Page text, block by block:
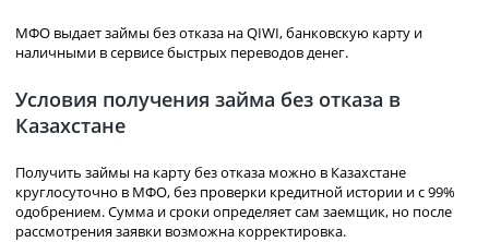
МФО выдает займы без отказа на QIWI, банковскую карту и
наличными в сервисе быстрых переводов денег.
Условия получения займа без отказа в
Казахстане
Получить займы на карту без отказа можно в Казахстане
круглосуточно в МФО, без проверки кредитной истории и с 99%
одобрением. Сумма и сроки определяет сам заемщик, но после
рассмотрения заявки возможна корректировка.